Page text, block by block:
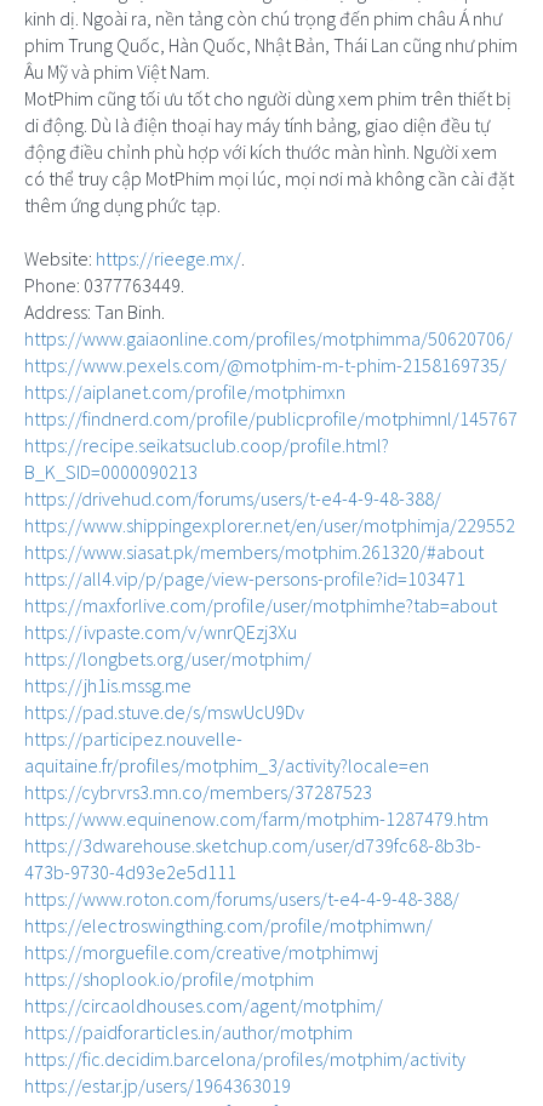
kinh dị. Ngoài ra, nền tảng còn chú trọng đến phim châu Á như
phim Trung Quốc, Hàn Quốc, Nhật Bản, Thái Lan cũng như phim
Âu Mỹ và phim Việt Nam.
MotPhim cũng tối ưu tốt cho người dùng xem phim trên thiết bị
di động. Dù là điện thoại hay máy tính bảng, giao diện đều tự
động điều chỉnh phù hợp với kích thước màn hình. Người xem
có thể truy cập MotPhim mọi lúc, mọi nơi mà không cần cài đặt
thêm ứng dụng phức tạp.
Website: https://rieege.mx/.
Phone: 0377763449.
Address: Tan Binh.
https://www.gaiaonline.com/profiles/motphimma/50620706/
https://www.pexels.com/@motphim-m-t-phim-2158169735/
https://aiplanet.com/profile/motphimxn
https://findnerd.com/profile/publicprofile/motphimnl/145767
https://recipe.seikatsuclub.coop/profile.html?
B_K_SID=0000090213
https://drivehud.com/forums/users/t-e4-4-9-48-388/
https://www.shippingexplorer.net/en/user/motphimja/229552
https://www.siasat.pk/members/motphim.261320/#about
https://all4.vip/p/page/view-persons-profile?id=103471
https://maxforlive.com/profile/user/motphimhe?tab=about
https://ivpaste.com/v/wnrQEzj3Xu
https://longbets.org/user/motphim/
https://jh1is.mssg.me
https://pad.stuve.de/s/mswUcU9Dv
https://participez.nouvelle-
aquitaine.fr/profiles/motphim_3/activity?locale=en
https://cybrvrs3.mn.co/members/37287523
https://www.equinenow.com/farm/motphim-1287479.htm
https://3dwarehouse.sketchup.com/user/d739fc68-8b3b-
473b-9730-4d93e2e5d111
https://www.roton.com/forums/users/t-e4-4-9-48-388/
https://electroswingthing.com/profile/motphimwn/
https://morguefile.com/creative/motphimwj
https://shoplook.io/profile/motphim
https://circaoldhouses.com/agent/motphim/
https://paidforarticles.in/author/motphim
https://fic.decidim.barcelona/profiles/motphim/activity
https://estar.jp/users/1964363019